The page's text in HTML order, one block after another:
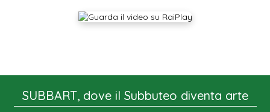
SUBBART, dove il Subbuteo diventa arte